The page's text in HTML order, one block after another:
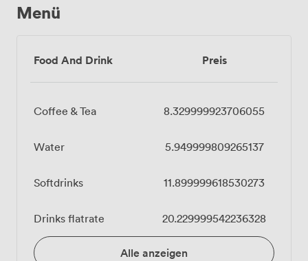
Menü
Food And Drink Preis
Coffee & Tea 8.329999923706055
Water 5.949999809265137
Softdrinks 11.899999618530273
Drinks flatrate 20.229999542236328
Alle anzeigen